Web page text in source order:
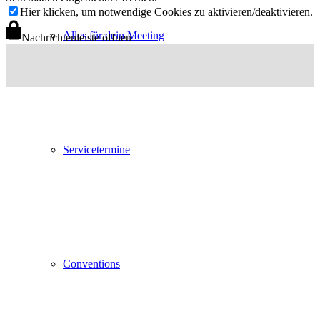
Alles für dein Meeting
Servicetermine
Conventions
Hier klicken, um notwendige Cookies zu aktivieren/deaktivieren.
Nachrichtenleiste öffnen